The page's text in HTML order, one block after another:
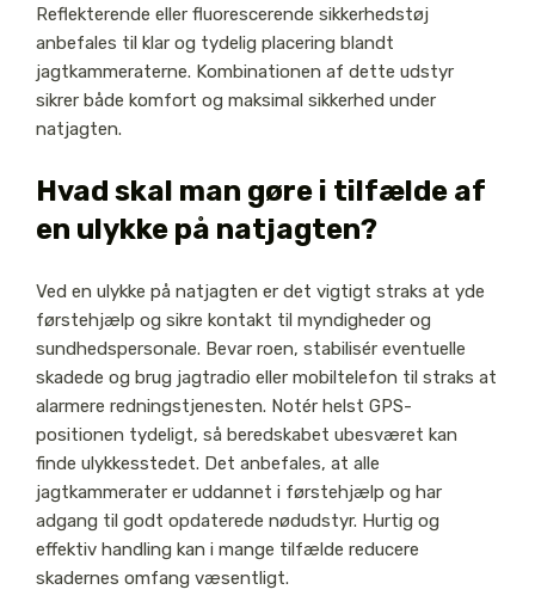
Reflekterende eller fluorescerende sikkerhedstøj
anbefales til klar og tydelig placering blandt
jagtkammeraterne. Kombinationen af dette udstyr
sikrer både komfort og maksimal sikkerhed under
natjagten.
Hvad skal man gøre i tilfælde af
en ulykke på natjagten?
Ved en ulykke på natjagten er det vigtigt straks at yde
førstehjælp og sikre kontakt til myndigheder og
sundhedspersonale. Bevar roen, stabilisér eventuelle
skadede og brug jagtradio eller mobiltelefon til straks at
alarmere redningstjenesten. Notér helst GPS-
positionen tydeligt, så beredskabet ubesværet kan
finde ulykkesstedet. Det anbefales, at alle
jagtkammerater er uddannet i førstehjælp og har
adgang til godt opdaterede nødudstyr. Hurtig og
effektiv handling kan i mange tilfælde reducere
skadernes omfang væsentligt.